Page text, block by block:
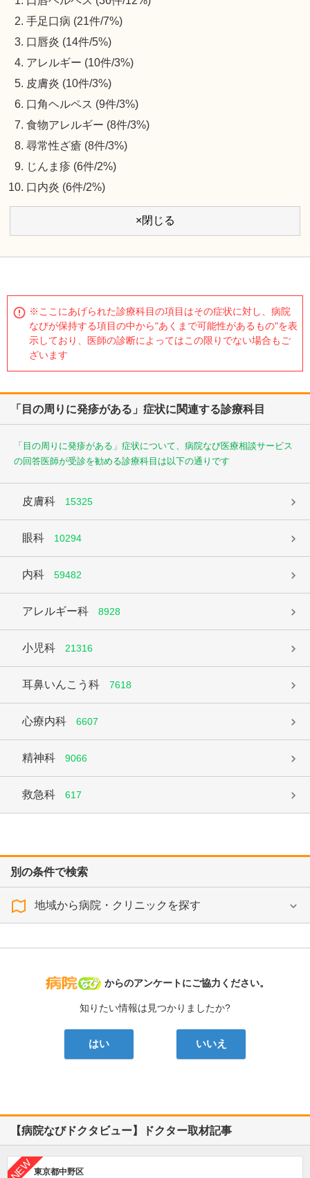
手足口病 (21件/7%)
口唇炎 (14件/5%)
アレルギー (10件/3%)
皮膚炎 (10件/3%)
口角ヘルペス (9件/3%)
食物アレルギー (8件/3%)
尋常性ざ瘡 (8件/3%)
じんま疹 (6件/2%)
口内炎 (6件/2%)
×閉じる
※ここにあげられた診療科目の項目はその症状に対し、病院
なびが保持する項目の中から"あくまで可能性があるもの"を表
示しており、医師の診断によってはこの限りでない場合もご
ざいます
「目の周りに発疹がある」症状に関連する診療科目
「目の周りに発疹がある」症状について、病院なび医療相談サービス
の回答医師が受診を勧める診療科目は以下の通りです
皮膚科 15325
眼科 10294
内科 59482
アレルギー科 8928
小児科 21316
耳鼻いんこう科 7618
心療内科 6607
精神科 9066
救急科 617
別の条件で検索
地域から病院・クリニックを探す
病院なび
からのアンケートにご協力ください。
知りたい情報は見つかりましたか?
はい いいえ
【病院なびドクタビュー】ドクター取材記事
東京都中野区